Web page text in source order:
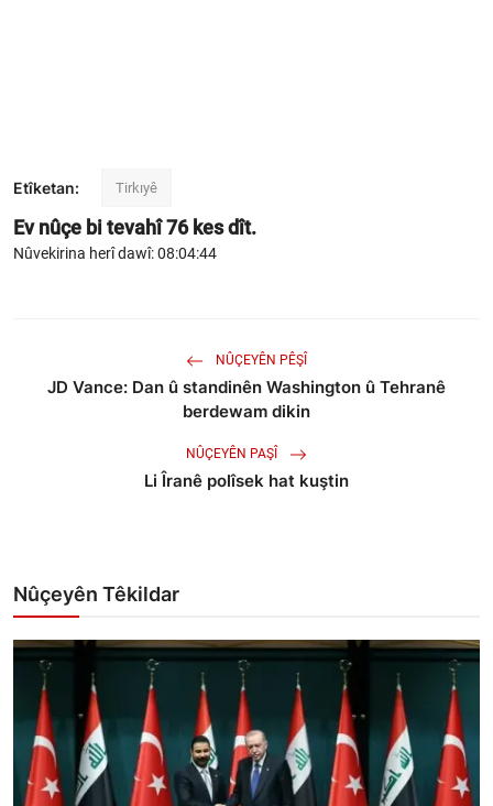
Etîketan: Tirkıyê
Ev nûçe bi tevahî76kes dît.
Nûvekirina herî dawî: 08:04:44
NÛÇEYÊN PÊŞÎ
JD Vance: Dan û standinên Washington û Tehranê
berdewam dikin
NÛÇEYÊN PAŞÎ
Li Îranê polîsek hat kuştin
Nûçeyên Têkildar